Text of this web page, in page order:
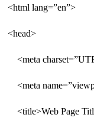
<html lang=”en”>
<head>
<meta
<meta
<title>Web Page